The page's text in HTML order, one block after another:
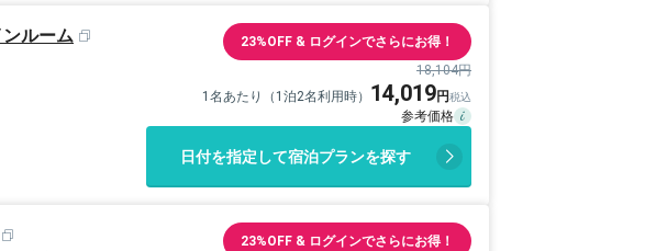
ルーム
23%OFF & ログインでさらにお得！
18,104円
1名あたり（1泊2名利用時） 14,019
日付を指定して宿泊プランを探す
23%OFF & ログインでさらにお得！